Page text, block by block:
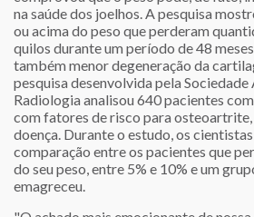
na saúde dos joelhos. A pesquisa
ou acima do peso que perderam
quilos durante um período de 48
também menor degeneração da
pesquisa desenvolvida pela Sociedade
Radiologia analisou 640 pacientes
com fatores de risco para osteoartrite,
doença. Durante o estudo, os
comparação entre os pacientes que
do seu peso, entre 5% e 10% e um
emagreceu.